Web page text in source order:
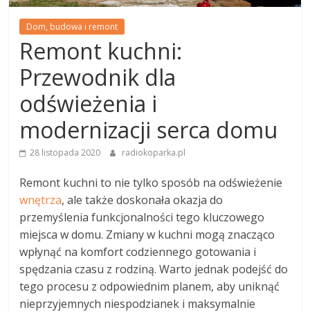
Dom, budowa i remont
Remont kuchni:
Przewodnik dla
odświeżenia i
modernizacji serca domu
28 listopada 2020 radiokoparka.pl
Remont kuchni to nie tylko sposób na odświeżenie
wnętrza, ale także doskonała okazja do
przemyślenia funkcjonalności tego kluczowego
miejsca w domu. Zmiany w kuchni mogą znacząco
wpłynąć na komfort codziennego gotowania i
spędzania czasu z rodziną. Warto jednak podejść do
tego procesu z odpowiednim planem, aby uniknąć
nieprzyjemnych niespodzianek i maksymalnie